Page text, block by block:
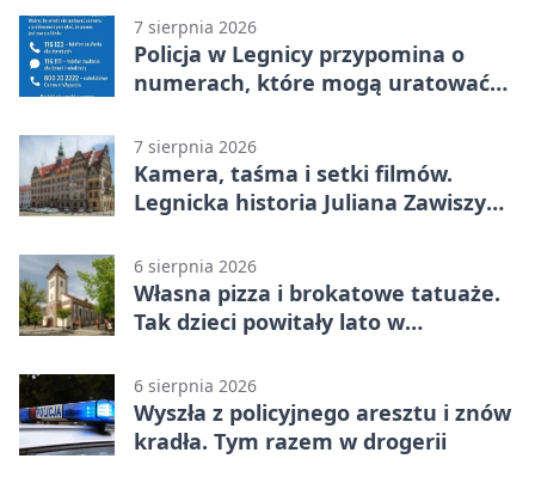
7 sierpnia 2026
Policja w Legnicy przypomina o
numerach, które mogą uratować
7 sierpnia 2026
Kamera, taśma i setki filmów.
Legnicka historia Juliana Zawiszy
6 sierpnia 2026
Własna pizza i brokatowe tatuaże.
Tak dzieci powitały lato w
6 sierpnia 2026
Wyszła z policyjnego aresztu i znów
kradła. Tym razem w drogerii